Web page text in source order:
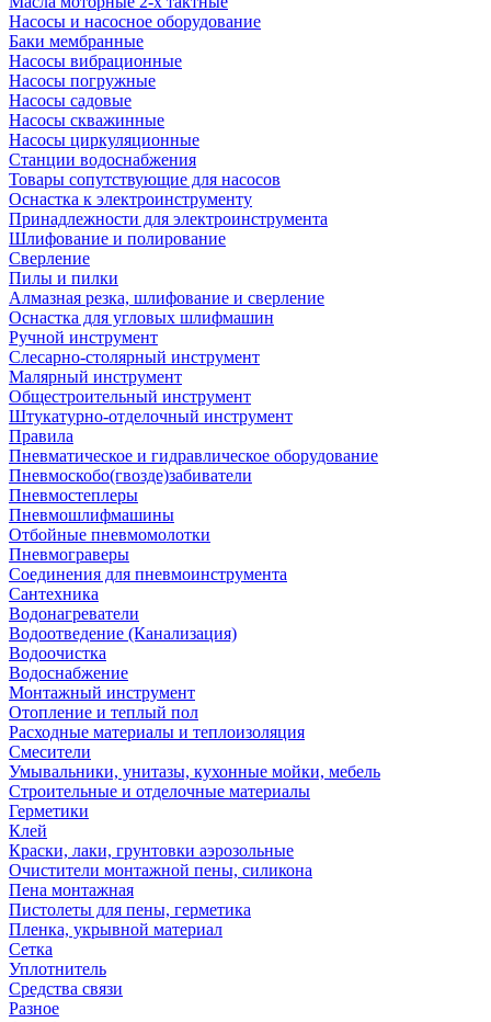
Насосы и насосное оборудование
Баки мембранные
Насосы вибрационные
Насосы погружные
Насосы садовые
Насосы скважинные
Насосы циркуляционные
Станции водоснабжения
Товары сопутствующие для насосов
Оснастка к электроинструменту
Принадлежности для электроинструмента
Шлифование и полирование
Сверление
Пилы и пилки
Алмазная резка, шлифование и сверление
Оснастка для угловых шлифмашин
Ручной инструмент
Слесарно-столярный инструмент
Малярный инструмент
Общестроительный инструмент
Штукатурно-отделочный инструмент
Правила
Пневматическое и гидравлическое оборудование
Пневмоскобо(гвозде)забиватели
Пневмостеплеры
Пневмошлифмашины
Отбойные пневмомолотки
Пневмограверы
Соединения для пневмоинструмента
Сантехника
Водонагреватели
Водоотведение (Канализация)
Водоочистка
Водоснабжение
Монтажный инструмент
Отопление и теплый пол
Расходные материалы и теплоизоляция
Смесители
Умывальники, унитазы, кухонные мойки, мебель
Строительные и отделочные материалы
Герметики
Клей
Краски, лаки, грунтовки аэрозольные
Очистители монтажной пены, силикона
Пена монтажная
Пистолеты для пены, герметика
Пленка, укрывной материал
Сетка
Уплотнитель
Средства связи
Разное